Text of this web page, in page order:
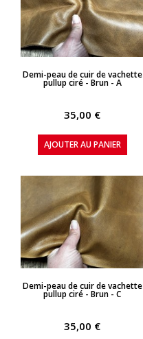
APERÇU RAPIDE
Demi-peau de cuir de vachette
pullup ciré - Brun - A
35,00 €
AJOUTER AU PANIER
APERÇU RAPIDE
Demi-peau de cuir de vachette
pullup ciré - Brun - C
35,00 €